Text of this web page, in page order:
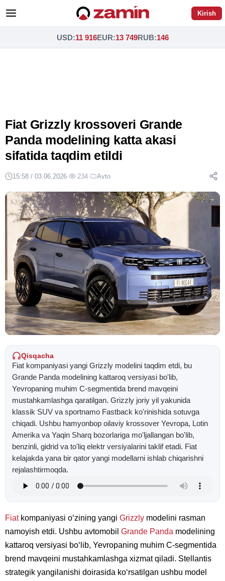
Kirish
USD:11 916EUR:13 749RUB:146
Fiat Grizzly krossoveri Grande
Panda modelining katta akasi
sifatida taqdim etildi
15:58 / 03.06.2026· 234· Avto
Qisqacha
Fiat kompaniyasi yangi Grizzly modelini taqdim etdi, bu
Grande Panda modelining kattaroq versiyasi bo'lib,
Yevropaning muhim C-segmentida brend mavqeini
mustahkamlashga qaratilgan. Grizzly joriy yil yakunida
klassik SUV va sportnamo Fastback ko'rinishida sotuvga
chiqadi. Ushbu hamyonbop oilaviy krossover Yevropa, Lotin
Amerika va Yaqin Sharq bozorlariga mo'ljallangan bo'lib,
benzinli, gidrid va to'liq elektr versiyalarini taklif etadi. Fiat
kelajakda yana bir qator yangi modellarni ishlab chiqarishni
rejalashtirmoqda.
Fiatkompaniyasi oʻzining yangi Grizzly modelini rasman
namoyish etdi. Ushbu avtomobil Grande Panda modelining
kattaroq versiyasi boʻlib, Yevropaning muhim C-segmentida
brend mavqeini mustahkamlashga xizmat qiladi. Stellantis
strategik yangilanishi doirasida koʻrsatilgan ushbu model